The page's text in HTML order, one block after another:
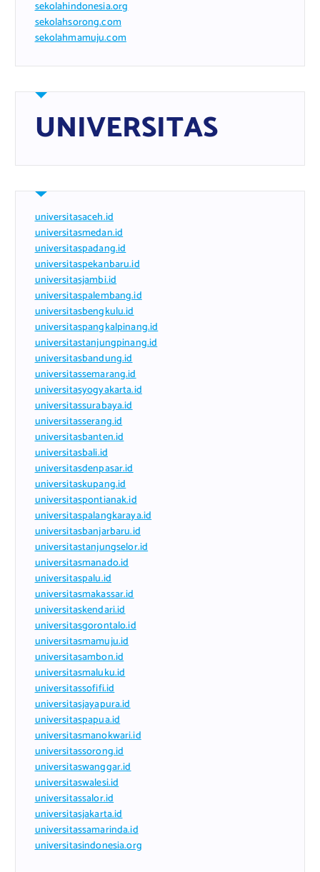
sekolahindonesia.org
sekolahsorong.com
sekolahmamuju.com
UNIVERSITAS
universitasaceh.id
universitasmedan.id
universitaspadang.id
universitaspekanbaru.id
universitasjambi.id
universitaspalembang.id
universitasbengkulu.id
universitaspangkalpinang.id
universitastanjungpinang.id
universitasbandung.id
universitassemarang.id
universitasyogyakarta.id
universitassurabaya.id
universitasserang.id
universitasbanten.id
universitasbali.id
universitasdenpasar.id
universitaskupang.id
universitaspontianak.id
universitaspalangkaraya.id
universitasbanjarbaru.id
universitastanjungselor.id
universitasmanado.id
universitaspalu.id
universitasmakassar.id
universitaskendari.id
universitasgorontalo.id
universitasmamuju.id
universitasambon.id
universitasmaluku.id
universitassofifi.id
universitasjayapura.id
universitaspapua.id
universitasmanokwari.id
universitassorong.id
universitaswanggar.id
universitaswalesi.id
universitassalor.id
universitasjakarta.id
universitassamarinda.id
universitasindonesia.org